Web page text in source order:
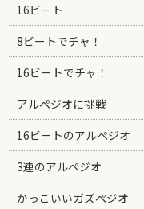
16ビート
8ビートでチャ！
16ビートでチャ！
アルペジオに挑戦
16ビートのアルペジオ
3連のアルペジオ
かっこいいガズペジオ